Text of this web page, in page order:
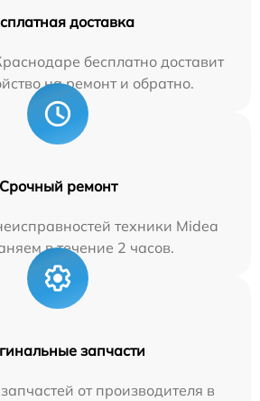
доставка
бесплатно доставит
на ремонт и обратно.
Срочный ремонт
техники Midea
в течение 2 часов.
запчасти
от производителя в